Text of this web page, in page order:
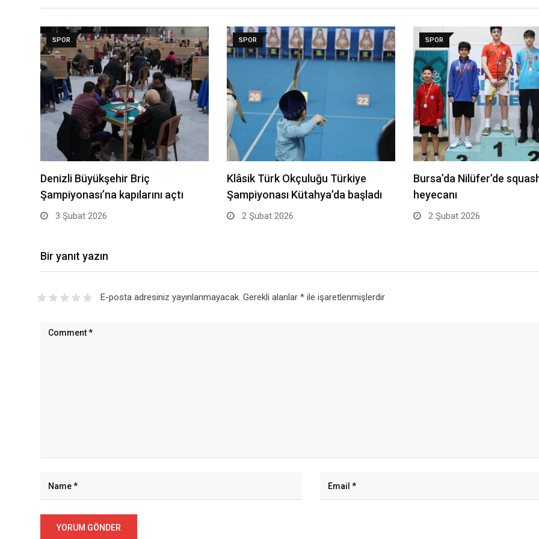
SPOR
Denizli Büyükşehir Briç
Şampiyonası’na kapılarını açtı
3 Şubat 2026
SPOR
Klâsik Türk Okçuluğu Türkiye
Şampiyonası Kütahya’da başladı
2 Şubat 2026
SPOR
Bursa’da Nilüfer’de
heyecanı
2 Şubat 2026
Bir yanıt yazın
E-posta adresiniz yayınlanmayacak. Gerekli alanlar *ile işaretlenmişlerdir